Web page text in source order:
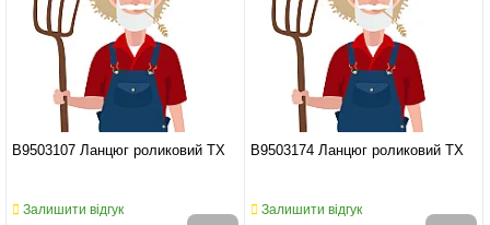
B9503107 Ланцюг роликовий TX
Залишити відгук
B9503174 Ланцюг роликовий TX
Залишити відгук